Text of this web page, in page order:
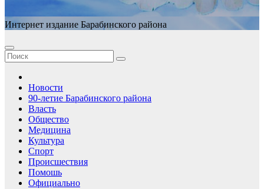
Интернет издание Барабинского района
Новости
90-летие Барабинского района
Власть
Общество
Медицина
Культура
Спорт
Происшествия
Помошь
Официально